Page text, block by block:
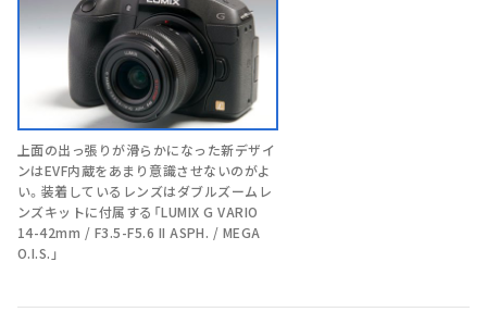
上面の出っ張りが滑らかになった新デザイ
ンはEVF内蔵をあまり意識させないのがよ
い。装着しているレンズはダブルズームレ
ンズキットに付属する「LUMIX G VARIO
14-42mm / F3.5-F5.6 II ASPH. / MEGA
O.I.S.」